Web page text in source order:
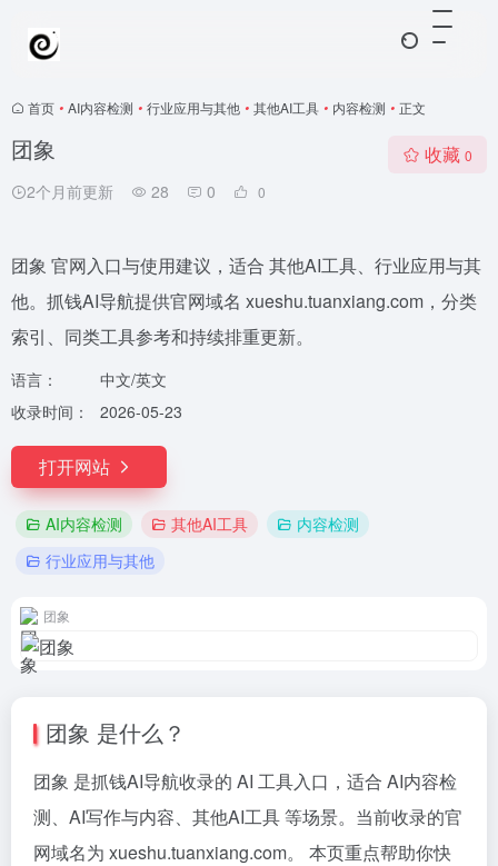
首页 • AI内容检测 • 行业应用与其他 • 其他AI工具 • 内容检测 • 正文
团象
2个月前更新 28 0 0
收藏 0
团象 官网入口与使用建议，适合 其他AI工具、行业应用与其
他。抓钱AI导航提供官网域名 xueshu.tuanxiang.com，分类
索引、同类工具参考和持续排重更新。
语言：
中文/英文
收录时间：
2026-05-23
打开网站
AI内容检测 其他AI工具
内容检测
行业应用与其他
团象
团象 是什么？
团象 是抓钱AI导航收录的 AI 工具入口，适合 AI内容检
测、AI写作与内容、其他AI工具 等场景。当前收录的官
网域名为 xueshu.tuanxiang.com。 本页重点帮助你快